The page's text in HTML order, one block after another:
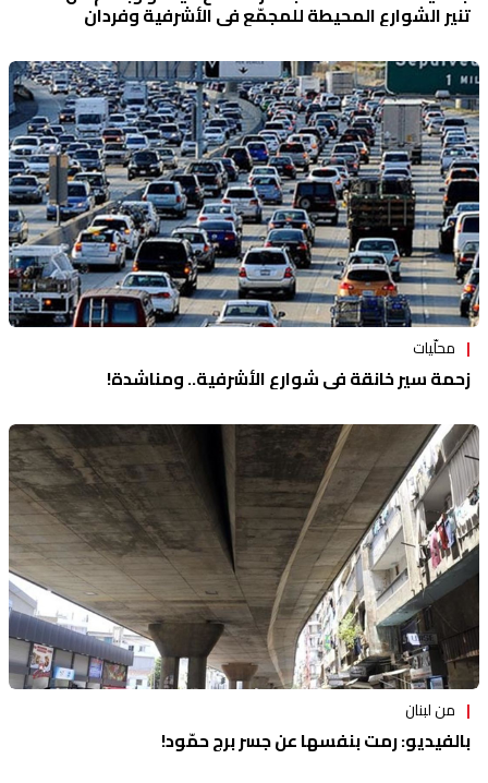
تنير الشوارع المحيطة للمجمّع في الأشرفية وفردان
محلّيات
زحمة سير خانقة في شوارع الأشرفية.. ومناشدة!
من لبنان
بالفيديو: رمت بنفسها عن جسر برج حمّود!